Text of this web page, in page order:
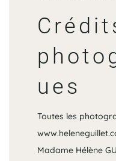
ues
Toutes les
Madame Hélène